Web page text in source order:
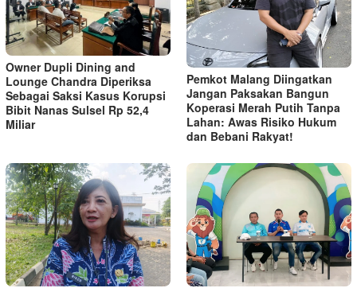
Owner Dupli Dining and
Lounge Chandra Diperiksa
Sebagai Saksi Kasus Korupsi
Bibit Nanas Sulsel Rp 52,4
Miliar
Pemkot Malang Diingatkan
Jangan Paksakan Bangun
Koperasi Merah Putih Tanpa
Lahan: Awas Risiko Hukum
dan Bebani Rakyat!